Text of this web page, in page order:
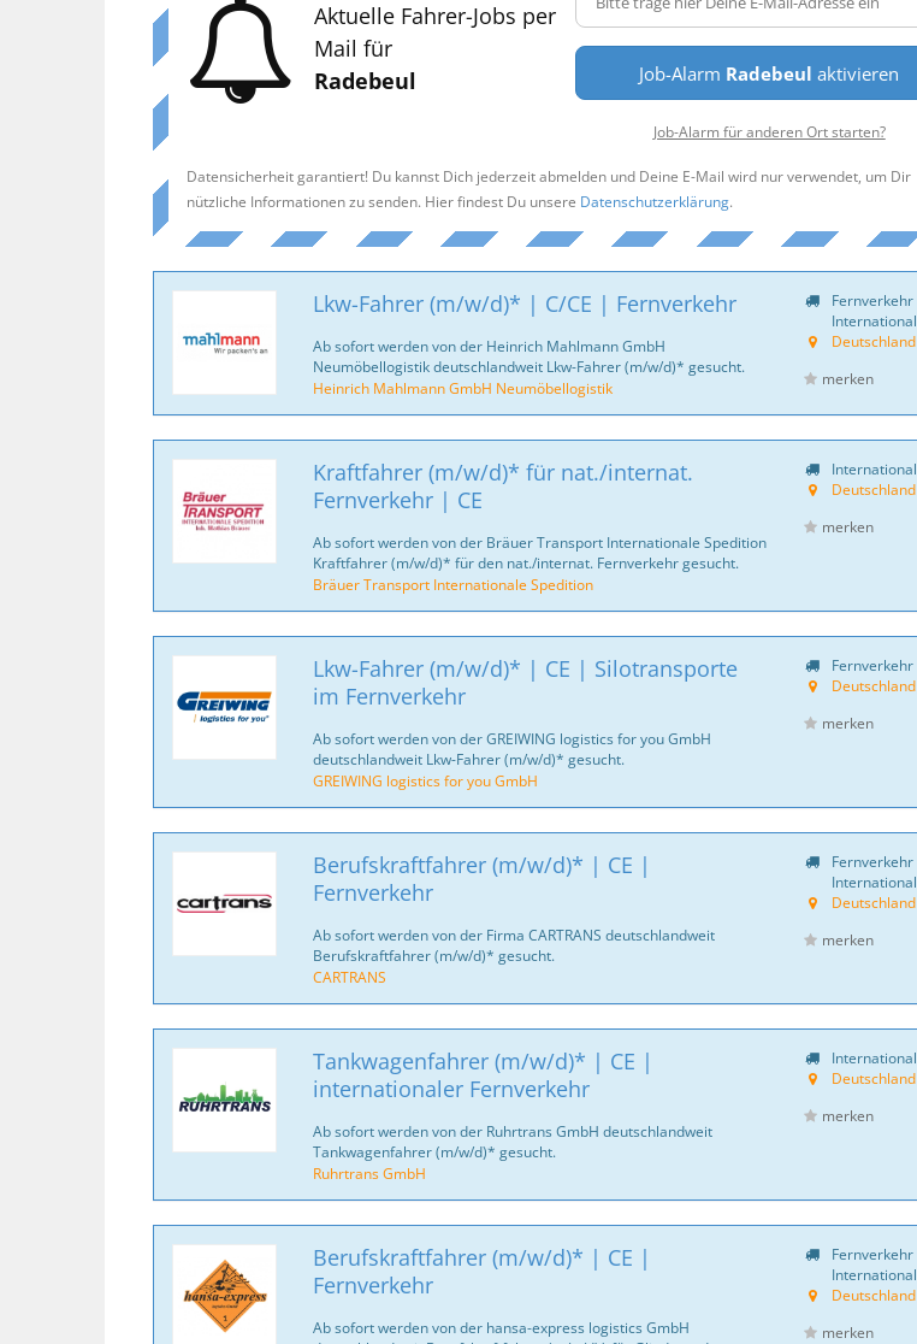
Aktuelle Fahrer-Jobs per
Mail für
Radebeul
Job-Alarm Radebeul aktivieren
Job-Alarm für anderen Ort starten?
Datensicherheit garantiert! Du kannst Dich jederzeit abmelden und Deine E-Mail wird nur verwendet, um Dir
nützliche Informationen zu senden. Hier findest Du unsere Datenschutzerklärung.
Lkw-Fahrer (m/w/d)* | C/CE | Fernverkehr
Ab sofort werden von der Heinrich Mahlmann GmbH
Neumöbellogistik deutschlandweit Lkw-Fahrer (m/w/d)* gesucht.
Heinrich Mahlmann GmbH Neumöbellogistik
Fernverkehr
International
Deutschland
merken
Kraftfahrer (m/w/d)* für nat./internat.
Fernverkehr | CE
Ab sofort werden von der Bräuer Transport Internationale Spedition
Kraftfahrer (m/w/d)* für den nat./internat. Fernverkehr gesucht.
Bräuer Transport Internationale Spedition
International
Deutschland
merken
Lkw-Fahrer (m/w/d)* | CE | Silotransporte
im Fernverkehr
Ab sofort werden von der GREIWING logistics for you GmbH
deutschlandweit Lkw-Fahrer (m/w/d)* gesucht.
GREIWING logistics for you GmbH
Fernverkehr
Deutschland
merken
Berufskraftfahrer (m/w/d)* | CE |
Fernverkehr
Ab sofort werden von der Firma CARTRANS deutschlandweit
Berufskraftfahrer (m/w/d)* gesucht.
CARTRANS
Fernverkehr
International
Deutschland
merken
Tankwagenfahrer (m/w/d)* | CE |
internationaler Fernverkehr
Ab sofort werden von der Ruhrtrans GmbH deutschlandweit
Tankwagenfahrer (m/w/d)* gesucht.
Ruhrtrans GmbH
International
Deutschland
merken
Berufskraftfahrer (m/w/d)* | CE |
Fernverkehr
Ab sofort werden von der hansa-express logistics GmbH
Fernverkehr
International
Deutschland
merken